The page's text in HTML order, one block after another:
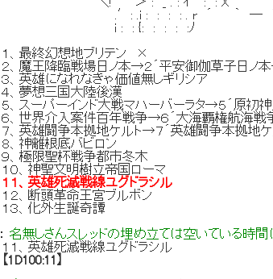
.′: .i : : : : . r ´ ｀ ─ ´ このレスか
i : : {: : : : :ﾉ
１、最終幻想地ブリテン ×
２、魔王降臨戦場日ノ本→２´平安御伽草子日ノ
３、英雄になれなきゃ価値無しギリシア
４、夢想三国大陸後漢
５、スーパーインド大戦マハーバーラタ→５´原初
６、世界介入案件百年戦争→６´大海覇権航海戦
７、英雄闘争本拠地ケルト→７´英雄闘争本拠地ケ
８、神離根底バビロン
９、極限聖杯戦争都市冬木
１０、神聖文明樹立帝国ローマ
１１、英雄死滅戦線ユグドラシル
１２、断頭革命王宮ブルボン
１３、化外生誕奇譚
：名無しさんスレッドの埋め立ては空いている時間
１１、英雄死滅戦線ユグドラシル
【1D100:11】